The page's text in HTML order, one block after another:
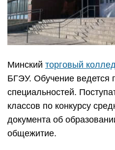
Минский торговый
БГЭУ. Обучение ведется
специальностей.
классов по конкурсу
документа об
общежитие.